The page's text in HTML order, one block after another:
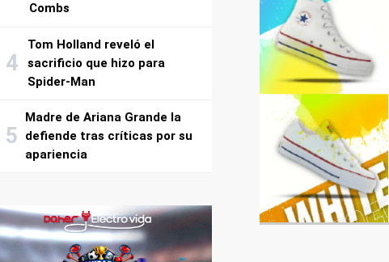
Combs
Tom Holland reveló el
sacrificio que hizo para
Spider-Man
Madre de Ariana Grande la
defiende tras críticas por su
apariencia